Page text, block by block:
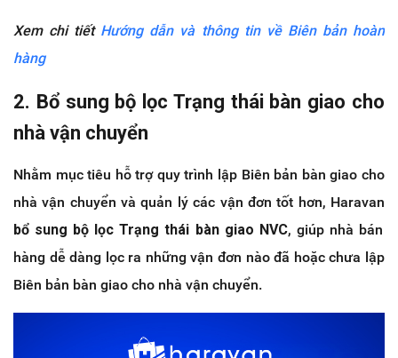
Xem chi tiết Hướng dẫn và thông tin về Biên bản hoàn
hàng
2. Bổ sung bộ lọc Trạng thái bàn giao cho
nhà vận chuyển
Nhằm mục tiêu hỗ trợ quy trình lập Biên bản bàn giao cho
nhà vận chuyển và quản lý các vận đơn tốt hơn, Haravan
bổ sung bộ lọc Trạng thái bàn giao NVC, giúp nhà bán
hàng dễ dàng lọc ra những vận đơn nào đã hoặc chưa lập
Biên bản bàn giao cho nhà vận chuyển.